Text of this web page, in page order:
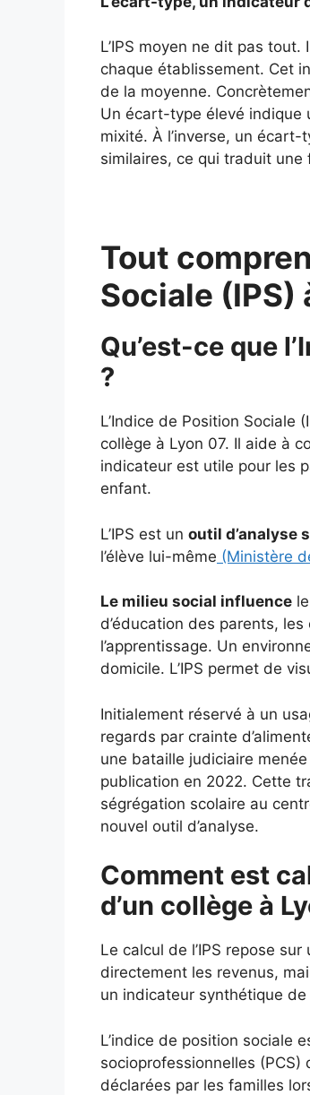
L’IPS moyen ne dit pas
chaque établissement. Cet
de la moyenne.
Un écart-type élevé indique
mixité. À l’inverse, un
similaires, ce qui traduit une
Tout
Sociale (IPS)
Qu’est-ce que
?
L’Indice de Position Sociale
collège à Lyon 07. Il aide à
indicateur est utile pour les
enfant.
L’IPS est un outil d’analyse
l’élève lui-même (Ministère
Le milieu social influence
d’éducation des parents,
l’apprentissage. Un
domicile. L’IPS permet de
Initialement réservé à un
regards par crainte
une bataille judiciaire
publication en 2022. Cette
ségrégation scolaire au
nouvel outil d’analyse.
Comment est
d’un collège à
Le calcul de l’IPS repose
directement les revenus,
un indicateur synthétique
L’indice de position sociale
socioprofessionnelles (PCS)
déclarées par les familles